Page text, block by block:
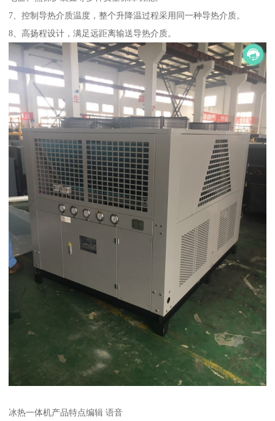
7、控制导热介质温度，整个升降温过程采用同一种导热介质。
8、高扬程设计，满足远距离输送导热介质。
冰热一体机产品特点编辑 语音